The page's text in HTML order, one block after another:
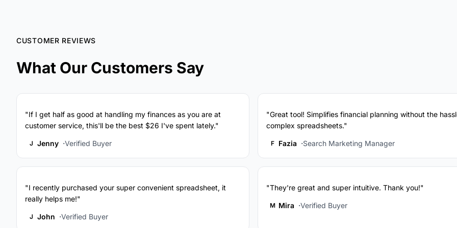
CUSTOMER REVIEWS
What Our Customers Say
"If I get half as good at handling my finances as you are at
customer service, this'll be the best $26 I've spent lately."
J Jenny Verified Buyer
"Great tool! Simplifies financial planning without the
complex spreadsheets."
F Fazia Search Marketing Manager
"I recently purchased your super convenient spreadsheet, it
really helps me!"
J John Verified Buyer
"They're great and super intuitive. Thank you!"
M Mira Verified Buyer